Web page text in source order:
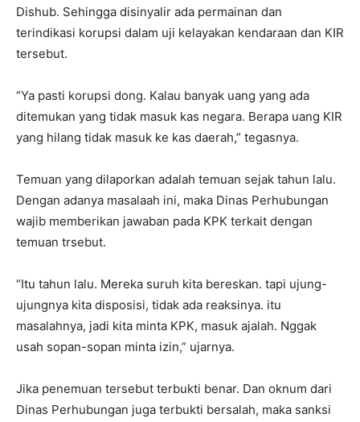
Dishub. Sehingga disinyalir ada permainan dan
terindikasi korupsi dalam uji kelayakan kendaraan dan KIR
tersebut.
“Ya pasti korupsi dong. Kalau banyak uang yang ada
ditemukan yang tidak masuk kas negara. Berapa uang KIR
yang hilang tidak masuk ke kas daerah,” tegasnya.
Temuan yang dilaporkan adalah temuan sejak tahun lalu.
Dengan adanya masalaah ini, maka Dinas Perhubungan
wajib memberikan jawaban pada KPK terkait dengan
temuan trsebut.
“Itu tahun lalu. Mereka suruh kita bereskan. tapi ujung-
ujungnya kita disposisi, tidak ada reaksinya. itu
masalahnya, jadi kita minta KPK, masuk ajalah. Nggak
usah sopan-sopan minta izin,” ujarnya.
Jika penemuan tersebut terbukti benar. Dan oknum dari
Dinas Perhubungan juga terbukti bersalah, maka sanksi